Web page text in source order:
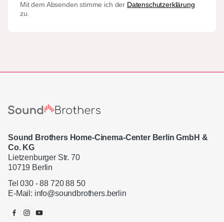
Mit dem Absenden stimme ich der Datenschutzerklärung
zu.
Sound Brothers Home-Cinema-Center Berlin GmbH &
Co. KG
Lietzenburger Str. 70
10719 Berlin
Tel 030 - 88 720 88 50
E-Mail: info@soundbrothers.berlin